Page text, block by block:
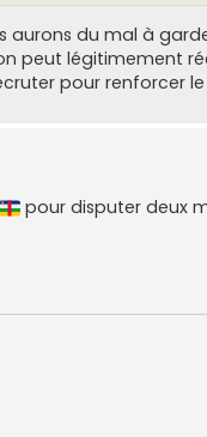
du mal à
peut légitimement
pour renforcer
pour disputer deux